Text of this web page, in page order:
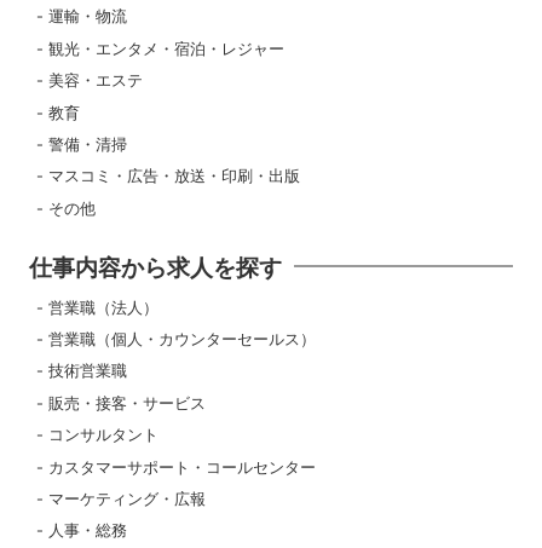
運輸・物流
観光・エンタメ・宿泊・レジャー
美容・エステ
教育
警備・清掃
マスコミ・広告・放送・印刷・出版
その他
仕事内容から求人を探す
営業職（法人）
営業職（個人・カウンターセールス）
技術営業職
販売・接客・サービス
コンサルタント
カスタマーサポート・コールセンター
マーケティング・広報
人事・総務